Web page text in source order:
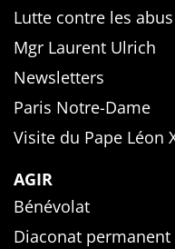
Lutte contre les abus
Mgr Laurent Ulrich
Newsletters
Paris Notre-Dame
Visite du Pape Léon
AGIR
Bénévolat
Diaconat permanent